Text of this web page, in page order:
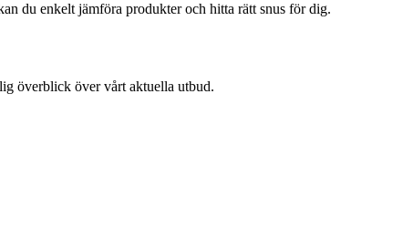
du enkelt jämföra produkter och hitta rätt snus för dig.
överblick över vårt aktuella utbud.